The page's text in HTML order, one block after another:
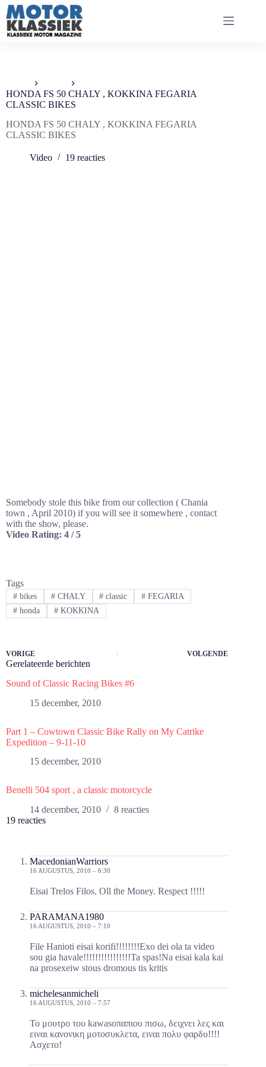
Ga
naar
inhoud
HONDA FS 50 CHALY , KOKKINA FEGARIA
CLASSIC BIKES
HONDA FS 50 CHALY , KOKKINA FEGARIA
CLASSIC BIKES
Video 19 reacties
Somebody stole this bike from our collection ( Chania
town , April 2010) if you will see it somewhere , contact
with the show, please.
Video Rating: 4 / 5
Tags
#bikes #CHALY # classic # FEGARIA
#honda #KOKKINA
VORIGE VOLGENDE
Gerelateerde berichten
Sound of Classic Racing Bikes #6
15 december, 2010
Part 1 – Cowtown Classic Bike Rally on My Catrike
Expedition – 9-11-10
15 december, 2010
Benelli 504 sport , a classic motorcycle
14 december, 2010
8 reacties
19 reacties
MacedonianWarriors
16 AUGUSTUS, 2010 – 6:30
Eisai Trelos Filos. Oll the Money. Respect !!!!!
PARAMANA1980
16 AUGUSTUS, 2010 – 7:10
File Hanioti eisai korifi!!!!!!!!Exo dei ola ta video
sou gia havale!!!!!!!!!!!!!!!!Ta spas!Na eisai kala kai
na prosexeiw stous dromous tis kritis
michelesanmicheli
16 AUGUSTUS, 2010 – 7:57
To μουτρο του kawasοπαπιου πισω, δειχνει λες και
ειναι κανονικη μοτοσυκλετα, ειναι πολυ φαρδυ!!!!
Ασχετο!